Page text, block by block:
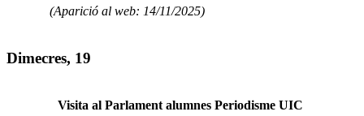
(Aparició al web: 14/11/2025)
Dimecres, 19
Visita al Parlament alumnes Periodisme UIC